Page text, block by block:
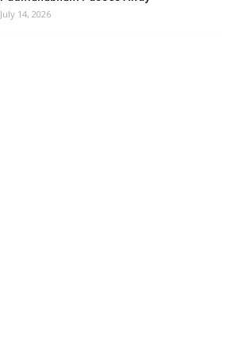
July 14, 2026